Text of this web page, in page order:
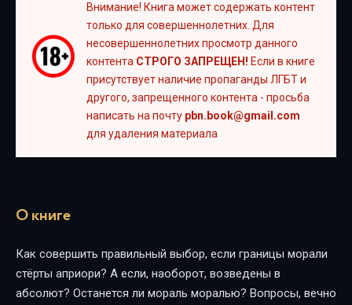
Внимание! Книга может содержать контент
только для совершеннолетних. Для
несовершеннолетних просмотр данного
контента СТРОГО ЗАПРЕЩЕН! Если в книге
присутствует наличие пропаганды ЛГБТ и
другого, запрещенного контента - просьба
написать на почту pbn.book@gmail.com
для удаления материала
О книге
Как совершить правильный выбор, если границы морали
стёрты априори? А если, наоборот, возведены в
абсолют? Останется ли мораль моралью? Вопросы, вечно